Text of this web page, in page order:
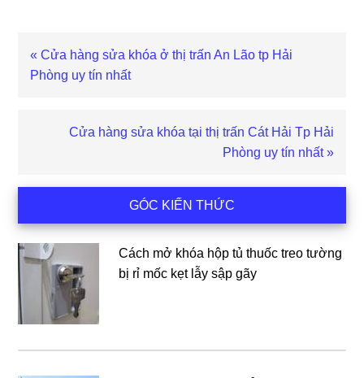
Bài
viết
« Cửa hàng sửa khóa ở thị trấn An Lão tp Hải
Phòng uy tín nhất
Bài
Cửa hàng sửa khóa tại thị trấn Cát Hải Tp Hải
Phòng uy tín nhất »
chính
GÓC KIẾN THỨC
Cách mở khóa hộp tủ thuốc treo tường
bị rỉ mốc kẹt lẫy sập gãy